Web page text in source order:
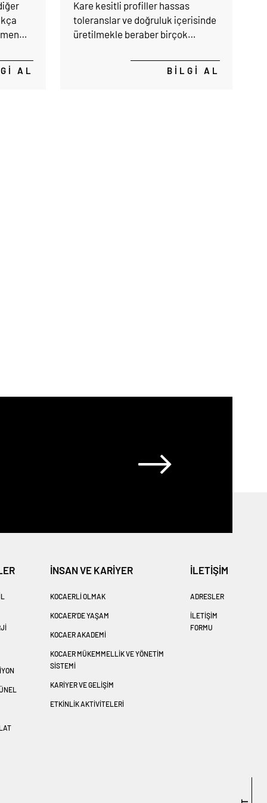
AL
Kare kesitli profiller hassas
toleranslar ve doğruluk içerisinde
üretilmekle beraber birçok
oluşturmaktadır.
BİLGİ AL
İNSAN VE KARİYER
KOCAERLI OLMAK
KOCAER'DE YAŞAM
KOCAER AKADEMİ
KOCAER MÜKEMMELLİK VE YÖNETİM
SİSTEMİ
KARİYER VE GELİŞİM
ETKINLIK AKTIVITELERI
İLETİŞİM
ADRESLER
İLETİŞİM
FORMU